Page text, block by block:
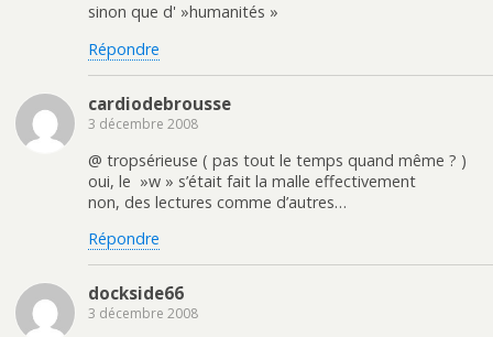
sinon que d' »humanités »
Répondre
cardiodebrousse
3 décembre 2008
@ tropsérieuse ( pas tout le temps quand même ? )
oui, le »w » s’était fait la malle effectivement
non, des lectures comme d’autres…
Répondre
dockside66
3 décembre 2008